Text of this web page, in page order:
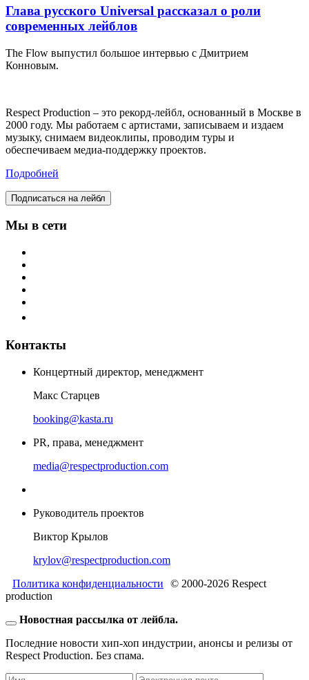
Глава русского Universal рассказал о роли
современных лейблов
The Flow выпустил большое интервью с Дмитрием
Конновым.
Respect Production – это рекорд-лейбл, основанный в Москве в
2000 году. Мы работаем с артистами, записываем и издаем
музыку, снимаем видеоклипы, проводим туры и
обеспечиваем медиа-поддержку проектов.
Подробней
Подписаться на лейбл
Мы в сети
Контакты
Концертный директор, менеджмент
Макс Старцев
booking@kasta.ru
PR, права, менеджмент
media@respectproduction.com
Руководитель проектов
Виктор Крылов
krylov@respectproduction.com
Политика конфиденциальности
© 2000-2026 Respect
production
Новостная рассылка от лейбла.
Последние новости хип-хоп индустрии, анонсы и релизы от
Respect Production. Без спама.